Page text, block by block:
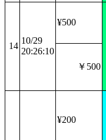
14
10/29
20:26:10
¥500
￥500
¥200